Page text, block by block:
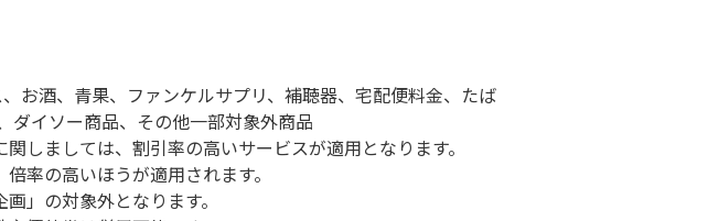
お酒、青果、ファンケルサプリ、補聴器、宅配便料金、たば
ダイソー商品、その他一部対象外商品
しましては、割引率の高いサービスが適用となります。
率の高いほうが適用されます。
」の対象外となります。